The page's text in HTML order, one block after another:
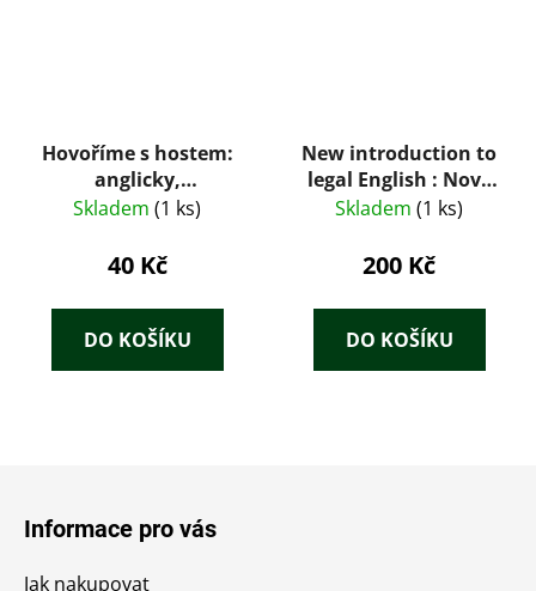
Hovoříme s hostem:
anglicky,
francouzsky,
rusky, španělsky
Skladem (1 ks)
40 Kč
DO KOŠÍKU
New introduction to
legal English : Nový
úvod do právnické
Skladem (1 ks)
200 Kč
DO KOŠÍKU
Informace pro vás
Jak nakupovat